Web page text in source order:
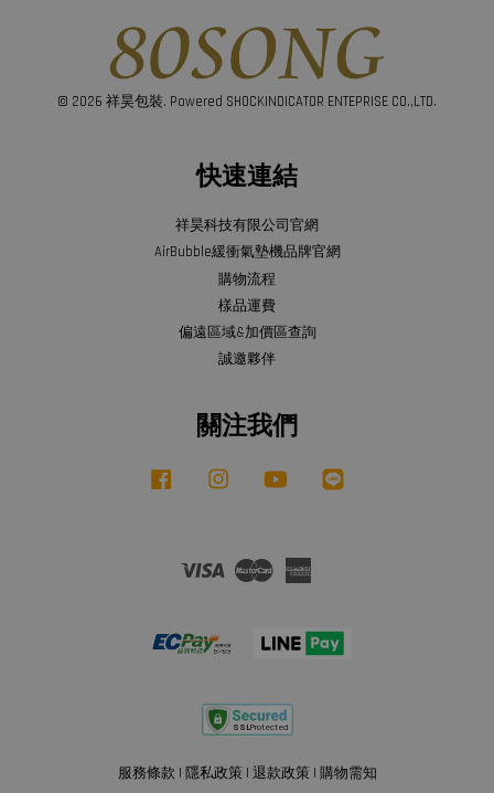
© 2026 祥昊包裝. Powered SHOCKINDICATOR ENTEPRISE CO.,LTD.
快速連結
祥昊科技有限公司官網
AirBubble緩衝氣墊機品牌官網
購物流程
樣品運費
偏遠區域&加價區查詢
誠邀夥伴
關注我們
Facebook Instagram YouTube
Visa Master
服務條款| 隱私政策| 退款政策| 購物需知